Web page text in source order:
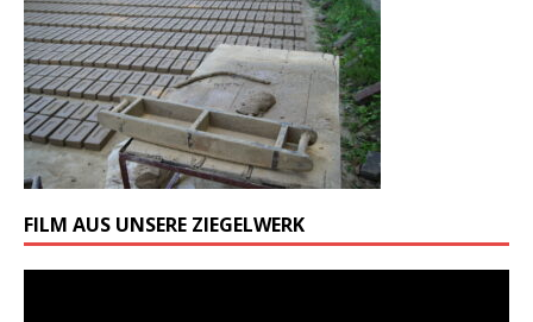
FILM AUS UNSERE ZIEGELWERK